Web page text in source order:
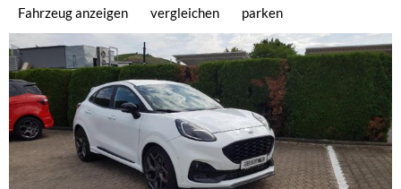
Fahrzeug anzeigen vergleichen parken